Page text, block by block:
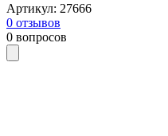
Артикул: 27666
0 отзывов
0 вопросов